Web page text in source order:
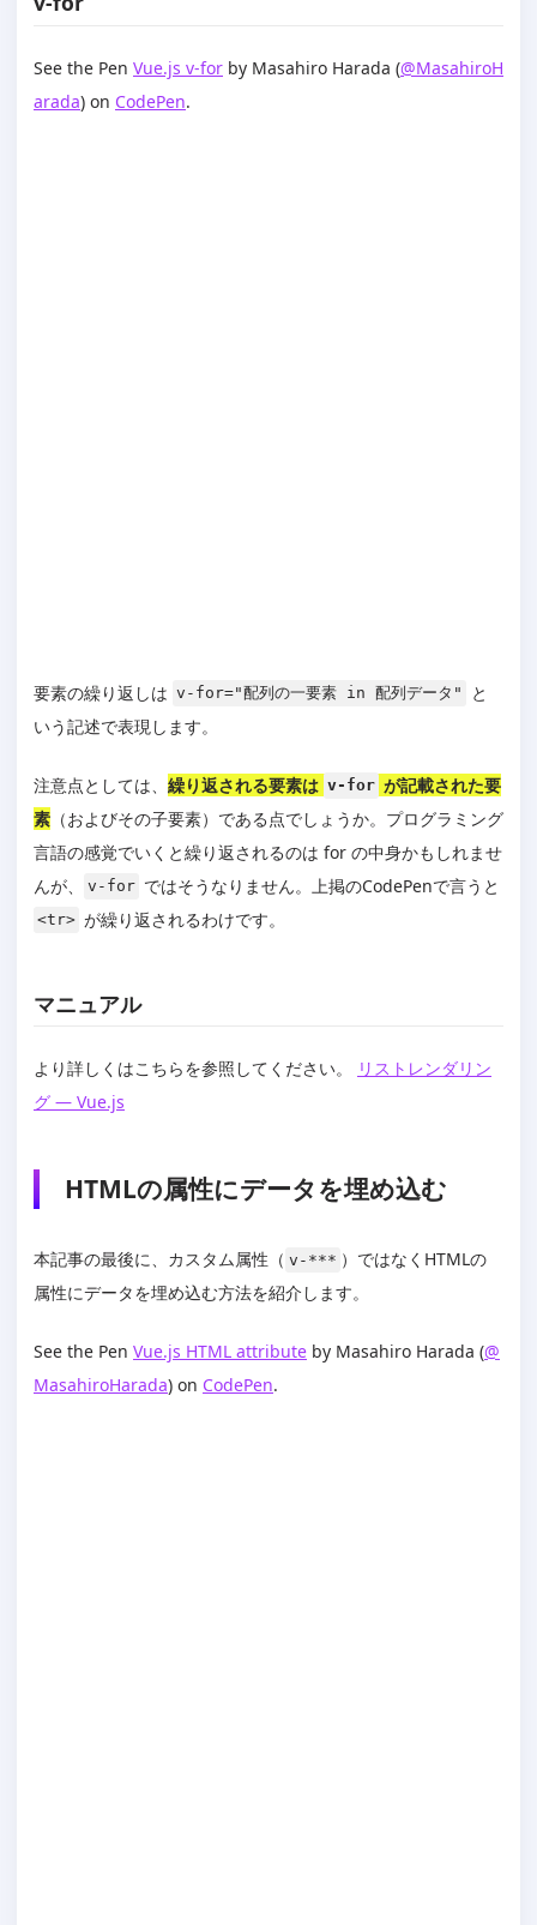
See the Pen Vue.js v-for by Masahiro Harada (@MasahiroH
arada) on CodePen.
要素の繰り返しは v-for="配列の一要素 in 配列データ"
と
いう記述で表現します。
注意点としては、 繰り返される要素は v-for が記載された要
素 （およびその子要素）である点でしょうか。プログラミング
言語の感覚でいくと繰り返されるのは for の中身かもしれませ
んが、
v-for ではそうなりません。上掲のCodePenで言うと
<tr> が繰り返されるわけです。
マニュアル
より詳しくはこちらを参照してください。
リストレンダリン
グ — Vue.js
HTMLの属性にデータを埋め込む
本記事の最後に、カスタム属性（ v-*** ）ではなくHTMLの
属性にデータを埋め込む方法を紹介します。
See the Pen Vue.js HTML attribute by Masahiro Harada (@
MasahiroHarada) on CodePen.